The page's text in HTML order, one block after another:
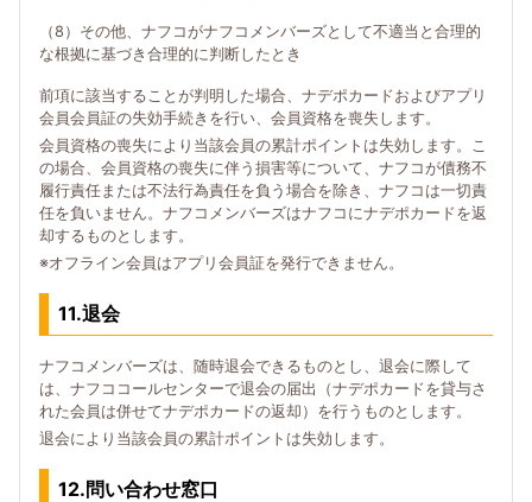
（8）その他、ナフコがナフコメンバーズとして不適当と合理的
な根拠に基づき合理的に判断したとき
前項に該当することが判明した場合、ナデポカードおよびアプリ
会員会員証の失効手続きを行い、会員資格を喪失します。
会員資格の喪失により当該会員の累計ポイントは失効します。こ
の場合、会員資格の喪失に伴う損害等について、ナフコが債務不
履行責任または不法行為責任を負う場合を除き、ナフコは一切責
任を負いません。ナフコメンバーズはナフコにナデポカードを返
却するものとします。
※オフライン会員はアプリ会員証を発行できません。
11.退会
ナフコメンバーズは、随時退会できるものとし、退会に際して
は、ナフココールセンターで退会の届出（ナデポカードを貸与さ
れた会員は併せてナデポカードの返却）を行うものとします。
退会により当該会員の累計ポイントは失効します。
12.問い合わせ窓口